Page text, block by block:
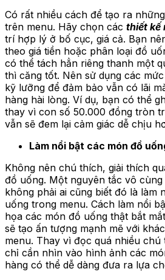
Có rất nhiều cách để tạo ra
trên menu. Hãy chọn các thiết kế
trí hợp lý ở bố cục, giá cả. Bạn
theo giá tiền hoặc phân loại đồ
có thể tách hẳn riêng thanh một
thì căng tốt. Nên sử dụng các
kỹ lưỡng để đảm bảo vẫn có lãi
hàng hài lòng. Ví dụ, bạn có thể
thay vì con số 50.000 đồng tròn
vẫn sẽ đem lại cảm giác dễ chịu
Làm nổi bật các món đồ
Không nên chú thích, giải thích
đồ uống. Một nguyên tắc vô
không phải ai cũng biết đó là làm
uống trong menu. Cách làm nổi
họa các món đồ uống thật bắt
sẽ tạo ấn tượng mạnh mẽ với
menu. Thay vì đọc quá nhiều
chỉ cần nhìn vào hình ảnh các
hàng có thể dễ dàng đưa ra lựa